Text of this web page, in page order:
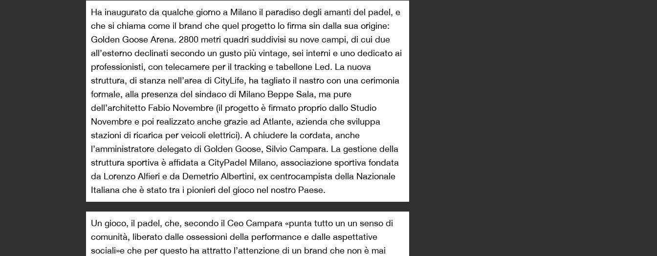
Ha inaugurato da qualche giorno a Milano il paradiso degli amanti del padel, e
che si chiama come il brand che quel progetto lo firma sin dalla sua origine:
Golden Goose Arena. 2800 metri quadri suddivisi su nove campi, di cui due
all’esterno declinati secondo un gusto più vintage, sei interni e uno dedicato ai
professionisti, con telecamere per il tracking e tabellone Led. La nuova
struttura, di stanza nell’area di CityLife, ha tagliato il nastro con una cerimonia
formale, alla presenza del sindaco di Milano Beppe Sala, ma pure
dell’architetto Fabio Novembre (il progetto è firmato proprio dallo Studio
Novembre e poi realizzato anche grazie ad Atlante, azienda che sviluppa
stazioni di ricarica per veicoli elettrici). A chiudere la cordata, anche
l’amministratore delegato di Golden Goose, Silvio Campara. La gestione della
struttura sportiva è affidata a CityPadel Milano, associazione sportiva fondata
da Lorenzo Alfieri e da Demetrio Albertini, ex centrocampista della Nazionale
Italiana che è stato tra i pionieri del gioco nel nostro Paese.
Un gioco, il padel, che, secondo il Ceo Campara «punta tutto un un senso di
comunità, liberato dalle ossessioni della performance e dalle aspettative
sociali»e che per questo ha attratto l’attenzione di un brand che non è mai